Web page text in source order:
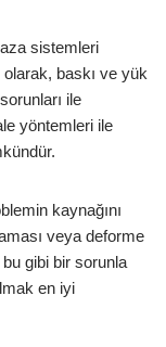
sistemleri
baskı ve yük
ile
yöntemleri ile
kaynağını
veya deforme
bu gibi bir sorunla
en iyi